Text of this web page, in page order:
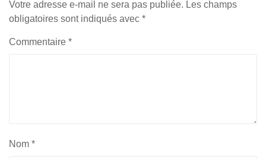
Votre adresse e-mail ne sera pas publiée. Les champs
obligatoires sont indiqués avec *
Commentaire *
Nom *